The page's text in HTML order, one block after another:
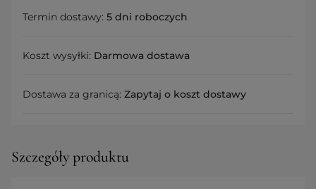
Termin dostawy: 5 dni roboczych
Koszt wysyłki: Darmowa dostawa
Dostawa za granicą: Zapytaj o koszt dostawy
Szczegóły produktu